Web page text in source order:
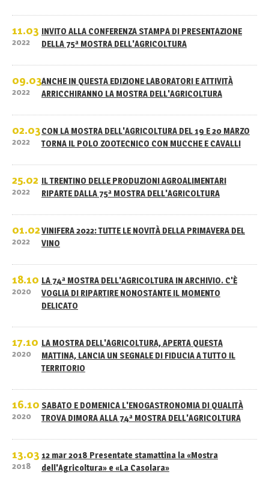
11.03
2022
INVITO ALLA CONFERENZA STAMPA DI PRESENTAZIONE
DELLA 75ª MOSTRA DELL'AGRICOLTURA
09.03
2022
ANCHE IN QUESTA EDIZIONE LABORATORI E ATTIVITÀ
ARRICCHIRANNO LA MOSTRA DELL'AGRICOLTURA
02.03
2022
CON LA MOSTRA DELL'AGRICOLTURA DEL 19 E 20 MARZO
TORNA IL POLO ZOOTECNICO CON MUCCHE E CAVALLI
25.02
2022
IL TRENTINO DELLE PRODUZIONI AGROALIMENTARI
RIPARTE DALLA 75ª MOSTRA DELL'AGRICOLTURA
01.02
2022
VINIFERA 2022: TUTTE LE NOVITÀ DELLA PRIMAVERA DEL
VINO
18.10
2020
LA 74ª MOSTRA DELL'AGRICOLTURA IN ARCHIVIO. C'È
VOGLIA DI RIPARTIRE NONOSTANTE IL MOMENTO
DELICATO
17.10
2020
LA MOSTRA DELL'AGRICOLTURA, APERTA QUESTA
MATTINA, LANCIA UN SEGNALE DI FIDUCIA A TUTTO IL
TERRITORIO
16.10
2020
SABATO E DOMENICA L'ENOGASTRONOMIA DI QUALITÀ
TROVA DIMORA ALLA 74ª MOSTRA DELL'AGRICOLTURA
13.03
2018
12 mar 2018 Presentate stamattina la «Mostra
dell'Agricoltura» e «La Casolara»